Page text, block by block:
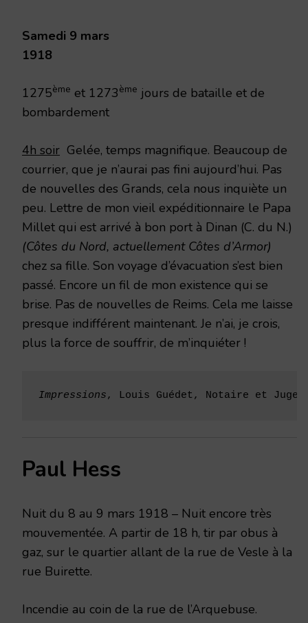
Samedi 9 mars
1918
1275ème et 1273ème jours de bataille et de
bombardement
4h soir Gelée, temps magnifique. Beaucoup de
courrier, que je n’aurai pas fini aujourd’hui. Pas
de nouvelles des Grands, cela nous inquiète un
peu. Lettre de mon vieil expéditionnaire le Papa
Millet qui est arrivé à bon port à Dinan (C. du N.)
(Côtes du Nord, actuellement Côtes d’Armor)
chez sa fille. Son voyage d’évacuation s’est bien
passé. Encore un fil de mon existence qui se
brise. Pas de nouvelles de Reims. Cela me laisse
presque indifférent maintenant. Je n’ai, je crois,
plus la force de souffrir, de m’inquiéter !
Impressions, Louis Guédet, Notaire et
Paul Hess
Nuit du 8 au 9 mars 1918 – Nuit encore très
mouvementée. A partir de 18 h, tir par obus à
gaz, sur le quartier allant de la rue de Vesle à la
rue Buirette.
Incendie au coin de la rue de l’Arquebuse.